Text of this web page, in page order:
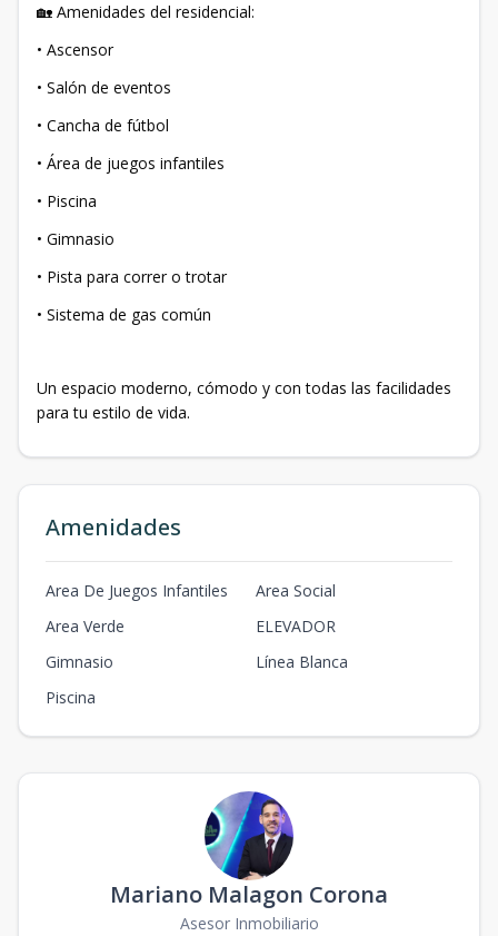
🏡 Amenidades del residencial:
• Ascensor
• Salón de eventos
• Cancha de fútbol
• Área de juegos infantiles
• Piscina
• Gimnasio
• Pista para correr o trotar
• Sistema de gas común
Un espacio moderno, cómodo y con todas las facilidades
para tu estilo de vida.
Amenidades
Area De Juegos Infantiles
Area Social
Area Verde
ELEVADOR
Gimnasio
Línea Blanca
Piscina
Mariano Malagon Corona
Asesor Inmobiliario